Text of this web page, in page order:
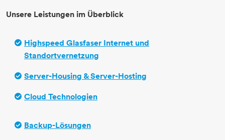
​​​​​​​Unsere Leistungen im Überblick
Highspeed Glasfaser Internet​​​​​​​​​​​​​​​​​​​​​ und
Standortvernetzung
Server-Housing & Server-Hosting
Cloud Technologien
Backup-Lösungen